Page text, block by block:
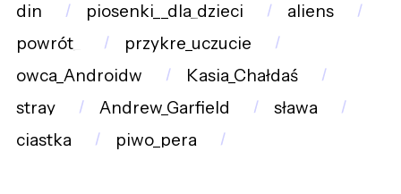
din
piosenki__dla_dzieci
aliens
powrót_
przykre_uczucie
owca_Androidw
Kasia_Chałdaś
stray
Andrew_Garfield
sława
ciastka
piwo_pera